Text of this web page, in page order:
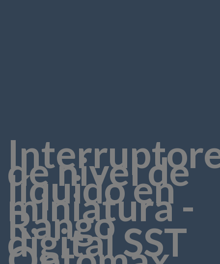
de nivel de
líquido en
miniatura -
Rango
digital SST